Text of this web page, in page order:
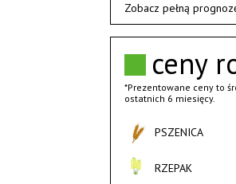
ceny
*Prezentowane ceny to
ostatnich 6 miesięcy.
PSZENICA
RZEPAK
Zobacz pełną